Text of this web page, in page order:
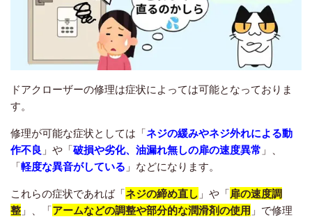
ドアクローザーの修理は症状によっては可能となっておりま
す。
修理が可能な症状としては「ネジの緩みやネジ外れによる動
作不良 」や「破損や劣化、油漏れ無しの扉の速度異常 」、
「軽度な異音がしている 」などになります。
これらの症状であれば「ネジの締め直し 」や「扉の速度調
整 」、「アームなどの調整や部分的な潤滑剤の使用 」で修理